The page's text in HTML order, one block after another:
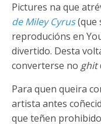
Pictures na que
de Miley Cyrus(que
reproducións en
divertido. Desta
converterse no ghit
Para quen queira
artista antes
que teñen